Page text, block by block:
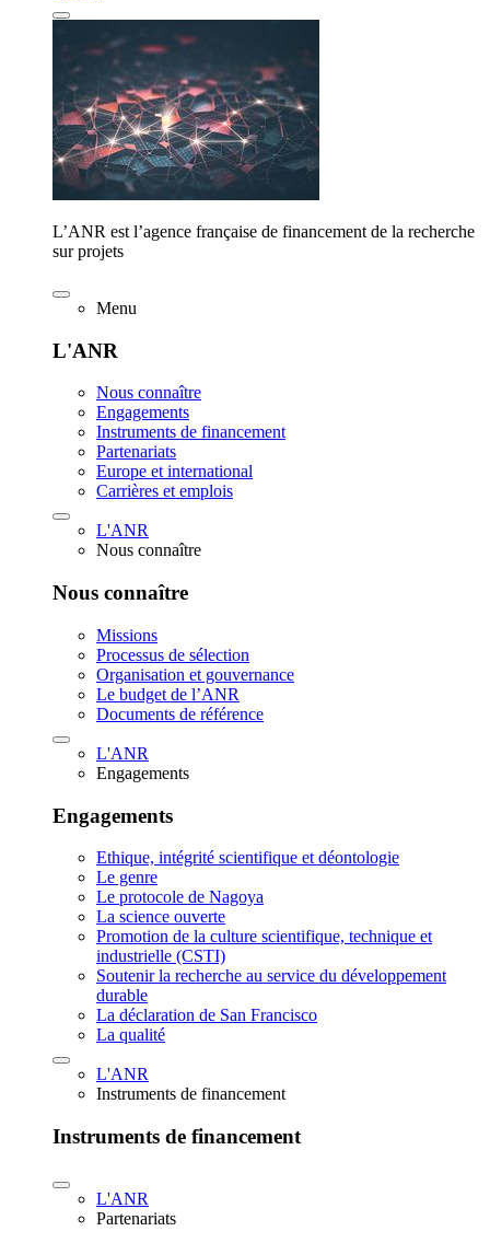
L’ANR est l’agence française de financement de la recherche
sur projets
Menu
L'ANR
Nous connaître
Engagements
Instruments de financement
Partenariats
Europe et international
Carrières et emplois
L'ANR
Nous connaître
Nous connaître
Missions
Processus de sélection
Organisation et gouvernance
Le budget de l’ANR
Documents de référence
L'ANR
Engagements
Engagements
Ethique, intégrité scientifique et déontologie
Le genre
Le protocole de Nagoya
La science ouverte
Promotion de la culture scientifique, technique et
industrielle (CSTI)
Soutenir la recherche au service du développement
durable
La déclaration de San Francisco
La qualité
L'ANR
Instruments de financement
Instruments de financement
L'ANR
Partenariats